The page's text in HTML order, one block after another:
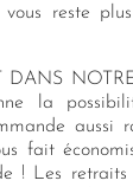
vous reste
DANS
la
aussi
fait
! Les retraits